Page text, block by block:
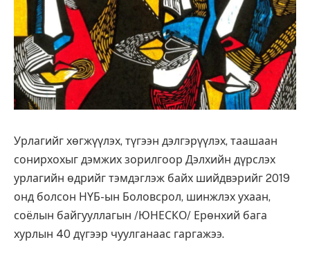
Урлагийг хөгжүүлэх, түгээн дэлгэрүүлэх, таашаан
сонирхохыг дэмжих зорилгоор Дэлхийн дүрслэх
урлагийн өдрийг тэмдэглэж байх шийдвэрийг 2019
онд болсон НҮБ-ын Боловсрол, шинжлэх ухаан,
соёлын байгууллагын /ЮНЕСКО/ Ерөнхий бага
хурлын 40 дүгээр чуулганаас гаргажээ.